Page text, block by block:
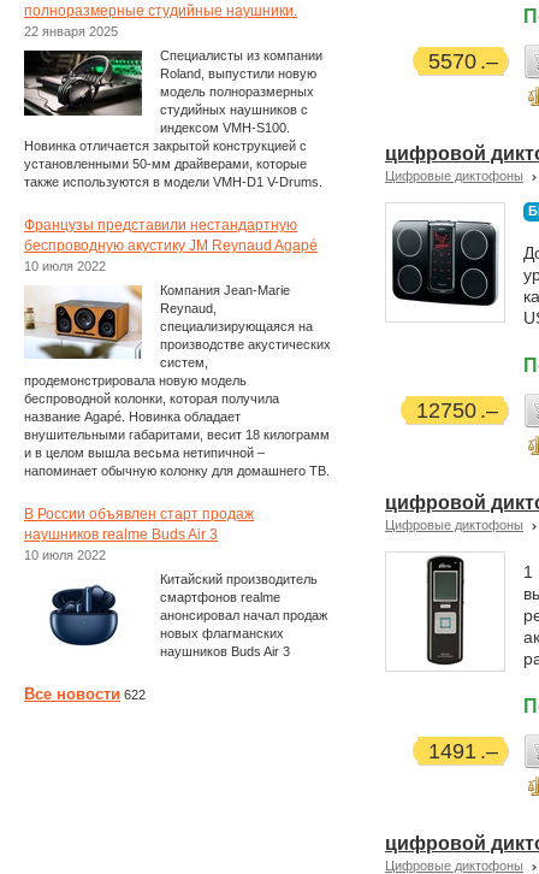
5570
цифровой
Цифровые диктофоны
12750
цифровой
Цифровые диктофоны
1
1491
цифровой
Цифровые диктофоны
полноразмерные студийные наушники.
22 января 2025
Специалисты из компании
Roland, выпустили новую
модель полноразмерных
студийных наушников с
индексом VMH-S100.
Новинка отличается закрытой конструкцией с
установленными 50-мм драйверами, которые
также используются в модели VMH-D1 V-Drums.
Французы представили нестандартную
беспроводную акустику JM Reynaud Agapé
10 июля 2022
Компания Jean-Marie
Reynaud,
специализирующаяся на
производстве акустических
систем,
продемонстрировала новую модель
беспроводной колонки, которая получила
название Agapé. Новинка обладает
внушительными габаритами, весит 18 килограмм
и в целом вышла весьма нетипичной –
напоминает обычную колонку для домашнего ТВ.
В России объявлен старт продаж
наушников realme Buds Air 3
10 июля 2022
Китайский производитель
смартфонов realme
анонсировал начал продаж
новых флагманских
наушников Buds Air 3
Все новости 622